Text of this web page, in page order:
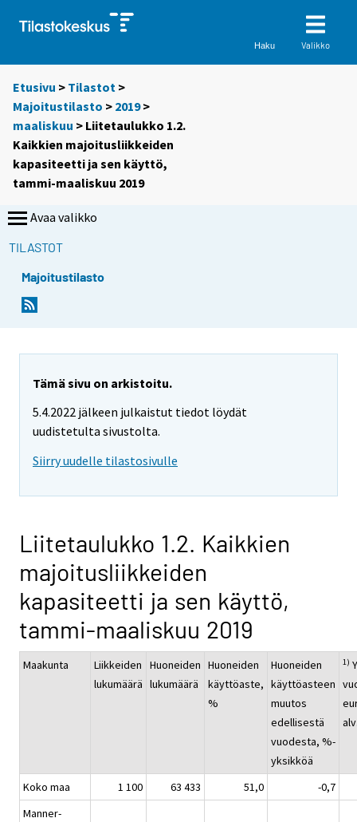
Haku Valikko
Etusivu > Tilastot >
Majoitustilasto > 2019>
maaliskuu > Liitetaulukko 1.2.
Kaikkien majoitusliikkeiden
kapasiteetti ja sen käyttö,
tammi-maaliskuu 2019
Avaa valikko
TILASTOT
Majoitustilasto
Tämä sivu on arkistoitu.
5.4.2022 jälkeen julkaistut tiedot löydät
uudistetulta sivustolta.
Siirry uudelle tilastosivulle
Liitetaulukko 1.2. Kaikkien
majoitusliikkeiden
kapasiteetti ja sen käyttö,
tammi-maaliskuu 2019
Maakunta
Liikkeiden
lukumäärä
Huoneiden
lukumäärä
Huoneiden
käyttöaste,
%
Huoneiden
käyttöasteen
muutos
edellisestä
vuodesta, %-
yksikköä
1)
Koko maa 1 100 63 433 51,0
-0,7
Manner-